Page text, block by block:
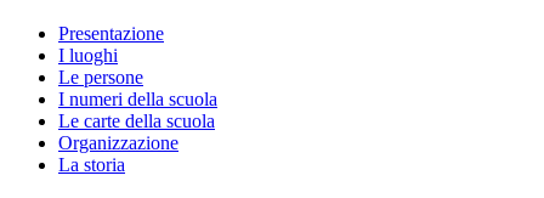
Presentazione
I luoghi
Le persone
I numeri della scuola
Le carte della scuola
Organizzazione
La storia